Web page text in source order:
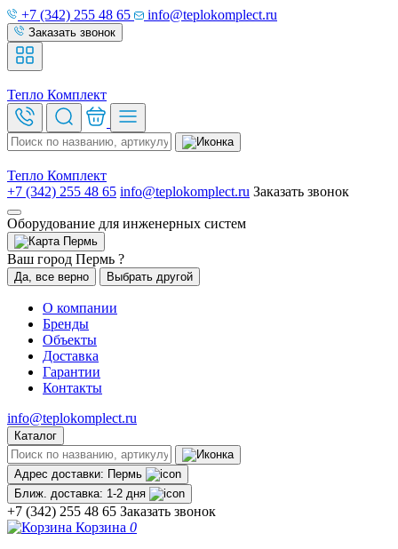
+7 (342) 255 48 65 info@teplokomplect.ru
Заказать звонок
Тепло Комплект
Тепло Комплект
+7 (342) 255 48 65 info@teplokomplect.ru Заказать звонок
Оборудование для инженерных систем
Пермь
Ваш город Пермь ?
Да, все верно Выбрать другой
О компании
Бренды
Объекты
Доставка
Гарантии
Контакты
info@teplokomplect.ru
Каталог
Адрес доставки: Пермь
Ближ. доставка: 1-2 дня
+7 (342) 255 48 65 Заказать звонок
Корзина 0